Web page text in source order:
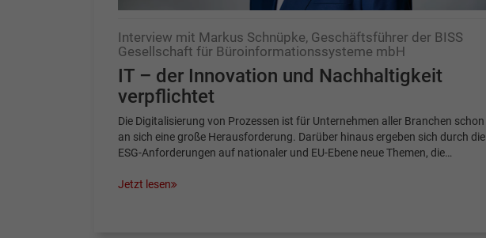
Interview mit Markus Schnüpke, Geschäftsführer der BISS
Gesellschaft für Büroinformationssysteme mbH
IT – der Innovation und Nachhaltigkeit
verpflichtet
Die Digitalisierung von Prozessen ist für Unternehmen aller Branchen schon
an sich eine große Herausforderung. Darüber hinaus ergeben sich durch die
ESG-Anforderungen auf nationaler und EU-Ebene neue Themen, die…
Jetzt lesen